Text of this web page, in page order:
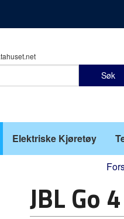
Søk
Elektriske Kjøretøy
JBL Go